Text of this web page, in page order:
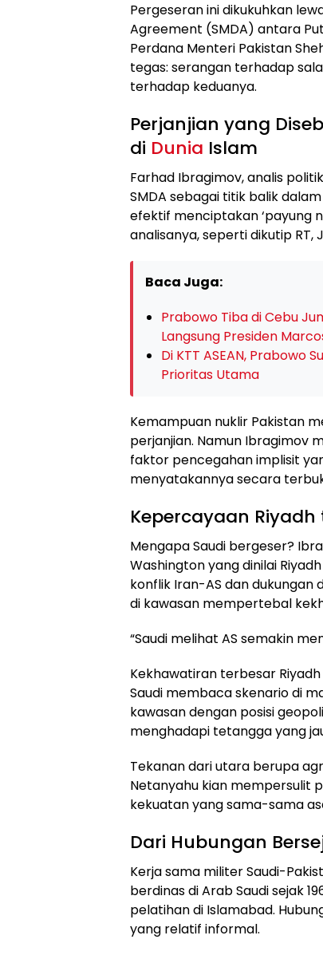
Pergeseran ini dikukuhkan
Agreement (SMDA) antara
Perdana Menteri Pakistan
tegas: serangan terhadap
terhadap keduanya.
Perjanjian yang
di Dunia Islam
Farhad Ibragimov, analis
SMDA sebagai titik balik
efektif menciptakan ‘payung
analisanya, seperti dikutip
Baca Juga:
Prabowo Tiba di Cebu
Langsung Presiden
Di KTT ASEAN, Prabowo
Prioritas Utama
Kemampuan nuklir Pakistan
perjanjian. Namun Ibragimov
faktor pencegahan implisit
menyatakannya secara
Kepercayaan
Mengapa Saudi bergeser?
Washington yang dinilai
konflik Iran-AS dan
di kawasan mempertebal
“Saudi melihat AS semakin
Kekhawatiran terbesar
Saudi membaca skenario di
kawasan dengan posisi
menghadapi tetangga yang
Tekanan dari utara berupa
Netanyahu kian mempersulit
kekuatan yang sama-sama
Dari Hubungan
Kerja sama militer Saudi-
berdinas di Arab Saudi sejak
pelatihan di Islamabad.
yang relatif informal.